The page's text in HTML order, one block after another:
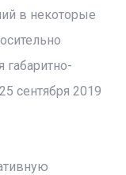
в некоторые
габаритно-
сентября 2019